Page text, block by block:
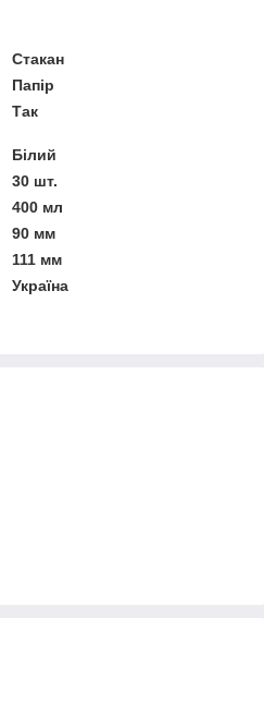
Стакан
Папір
Так
Білий
30 шт.
400 мл
90 мм
111 мм
Україна